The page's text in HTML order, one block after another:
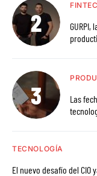
GURPI, la
Las
TECNOLOGÍA
El nuevo desafío del CIO